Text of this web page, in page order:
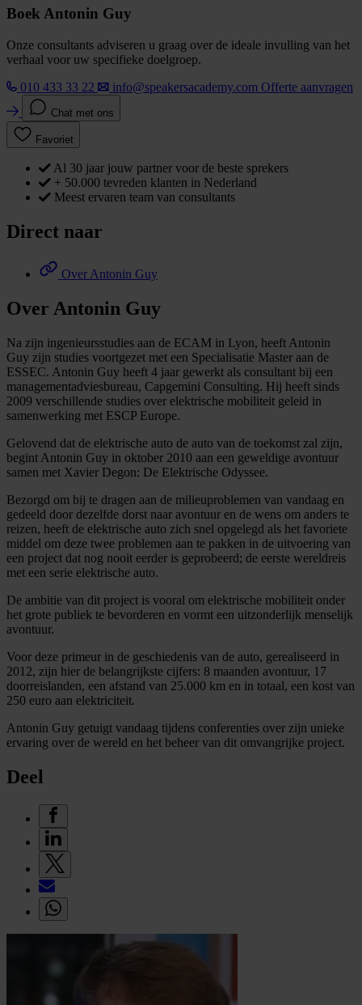
Boek Antonin Guy
Onze consultants adviseren u graag over de ideale invulling van het
verhaal voor uw specifieke doelgroep.
010 433 33 22
info@speakersacademy.com Offerte aanvragen
Chat met ons
Favoriet
Al 30 jaar jouw partner voor de beste sprekers
+ 50.000 tevreden klanten in Nederland
Meest ervaren team van consultants
Direct naar
Over Antonin Guy
Over Antonin Guy
Na zijn ingenieursstudies aan de ECAM in Lyon, heeft Antonin
Guy zijn studies voortgezet met een Specialisatie Master aan de
ESSEC. Antonin Guy heeft 4 jaar gewerkt als consultant bij een
managementadviesbureau, Capgemini Consulting. Hij heeft sinds
2009 verschillende studies over elektrische mobiliteit geleid in
samenwerking met ESCP Europe.
Gelovend dat de elektrische auto de auto van de toekomst zal zijn,
begint Antonin Guy in oktober 2010 aan een geweldige avontuur
samen met Xavier Degon: De Elektrische Odyssee.
Bezorgd om bij te dragen aan de milieuproblemen van vandaag en
gedeeld door dezelfde dorst naar avontuur en de wens om anders te
reizen, heeft de elektrische auto zich snel opgelegd als het favoriete
middel om deze twee problemen aan te pakken in de uitvoering van
een project dat nog nooit eerder is geprobeerd; de eerste wereldreis
met een serie elektrische auto.
De ambitie van dit project is vooral om elektrische mobiliteit onder
het grote publiek te bevorderen en vormt een uitzonderlijk menselijk
avontuur.
Voor deze primeur in de geschiedenis van de auto, gerealiseerd in
2012, zijn hier de belangrijkste cijfers: 8 maanden avontuur, 17
doorreislanden, een afstand van 25.000 km en in totaal, een kost van
250 euro aan elektriciteit.
Antonin Guy getuigt vandaag tijdens conferenties over zijn unieke
ervaring over de wereld en het beheer van dit omvangrijke project.
Deel